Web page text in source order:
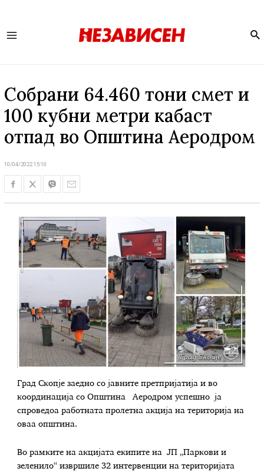
Собрани 64.460 тони смет и
100 кубни метри кабаст
отпад во Општина Аеродром
10/04/2022 15:10
Град Скопје заедно со јавните претпријатија и во
координација со Општина Аеродром успешно ја
спроведоа работната пролетна акција на територија на
оваа општина.
Во рамките на акцијата екипите на ЈП „Паркови и
зеленило“ извршиле 32 интервенции на територијата